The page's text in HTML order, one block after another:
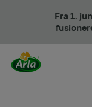
Fra 1.